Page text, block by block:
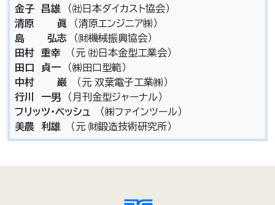
金子 昌雄 （㈳日本ダイカスト協会）
清原 眞 （清原エンジニア㈱）
島 弘志 （㈶機械振興協会）
田村 重幸 （元 ㈳日本金型工業会）
田口 貞一 （㈱田口型範）
中村 巌 （元 双葉電子工業㈱）
行川 一男 （月刊金型ジャーナル）
フリッツ・ベッシュ
（㈱ファインツール）
美農 利雄 （元 ㈶鍛造技術研究所）